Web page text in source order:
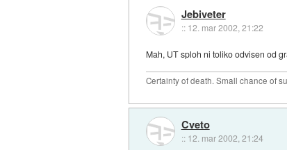
Jebiveter
:: 12. mar 2002, 21:22
Mah, UT sploh ni toliko odvisen od
Certainty of death. Small chance of
Cveto
:: 12. mar 2002, 21:24